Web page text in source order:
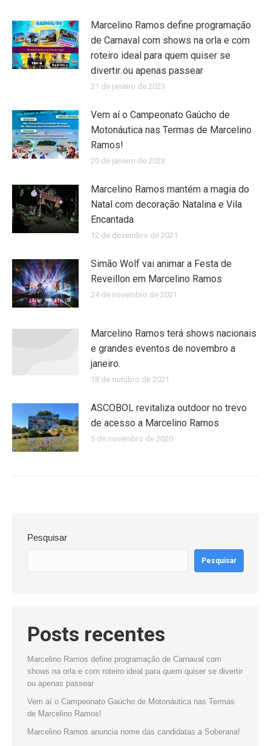
Marcelino Ramos define programação
de Carnaval com shows na orla e com
roteiro ideal para quem quiser se
divertir ou apenas passear
21 de janeiro de 2023
Vem aí o Campeonato Gaúcho de
Motonáutica nas Termas de Marcelino
Ramos!
20 de janeiro de 2023
Marcelino Ramos mantém a magia do
Natal com decoração Natalina e Vila
Encantada
12 de dezembro de 2021
Simão Wolf vai animar a Festa de
Reveillon em Marcelino Ramos
24 de novembro de 2021
Marcelino Ramos terá shows nacionais
e grandes eventos de novembro a
janeiro.
18 de outubro de 2021
ASCOBOL revitaliza outdoor no trevo
de acesso a Marcelino Ramos
5 de novembro de 2020
Pesquisar
Pesquisar
Posts recentes
Marcelino Ramos define programação de Carnaval com
shows na orla e com roteiro ideal para quem quiser se divertir
ou apenas passear
Vem aí o Campeonato Gaúcho de Motonáutica nas Termas
de Marcelino Ramos!
Marcelino Ramos anuncia nome das candidatas a Soberana!